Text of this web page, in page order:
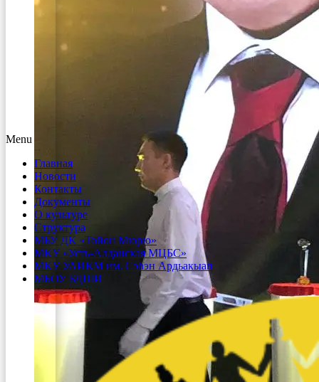
Menu
Главная
Новости
Контакты
Документы
О культуре
Структура
МБУ ДК «Тойон Мюрю»
МКУ «Усть-Алданская МЦБС»
МКУ УАИКМ им. Сэһэн Ардьакыап
МБОУ БДШИ